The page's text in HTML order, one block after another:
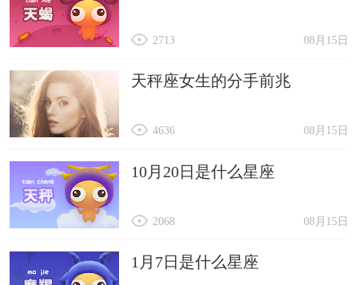
08月15日
2713
天秤座女生的分手前兆
08月15日
4636
10月20日是什么星座
08月15日
2068
1月7日是什么星座